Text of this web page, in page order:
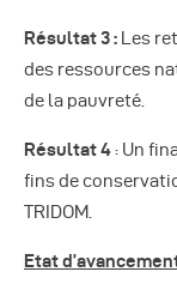
Résultat 3 : Les
des ressources
de la pauvreté.
Résultat 4: Un
fins de
TRIDOM.
Etat